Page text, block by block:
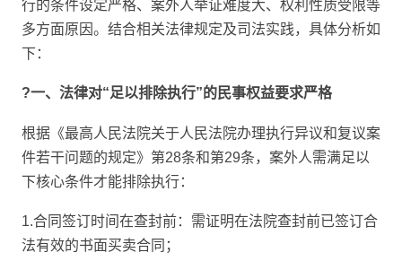
行的条件设定严格、案外人举证难度大、权利性质受限等
多方面原因。结合相关法律规定及司法实践，具体分析如
下：
?一、法律对“足以排除执行”的民事权益要求严格
根据《最高人民法院关于人民法院办理执行异议和复议案
件若干问题的规定》第28条和第29条，案外人需满足以
下核心条件才能排除执行：
1.合同签订时间在查封前：需证明在法院查封前已签订合
法有效的书面买卖合同；